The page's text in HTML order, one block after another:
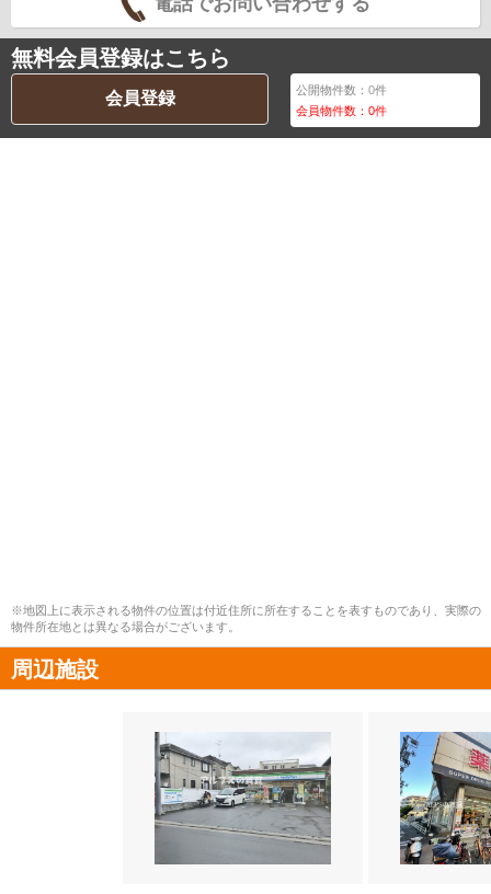
無料会員登録はこちら
会員登録 公開物件数：0件
会員物件数：0件
※地図上に表示される物件の位置は付近住所に所在することを表すものであり、実際の
物件所在地とは異なる場合がございます。
周辺施設